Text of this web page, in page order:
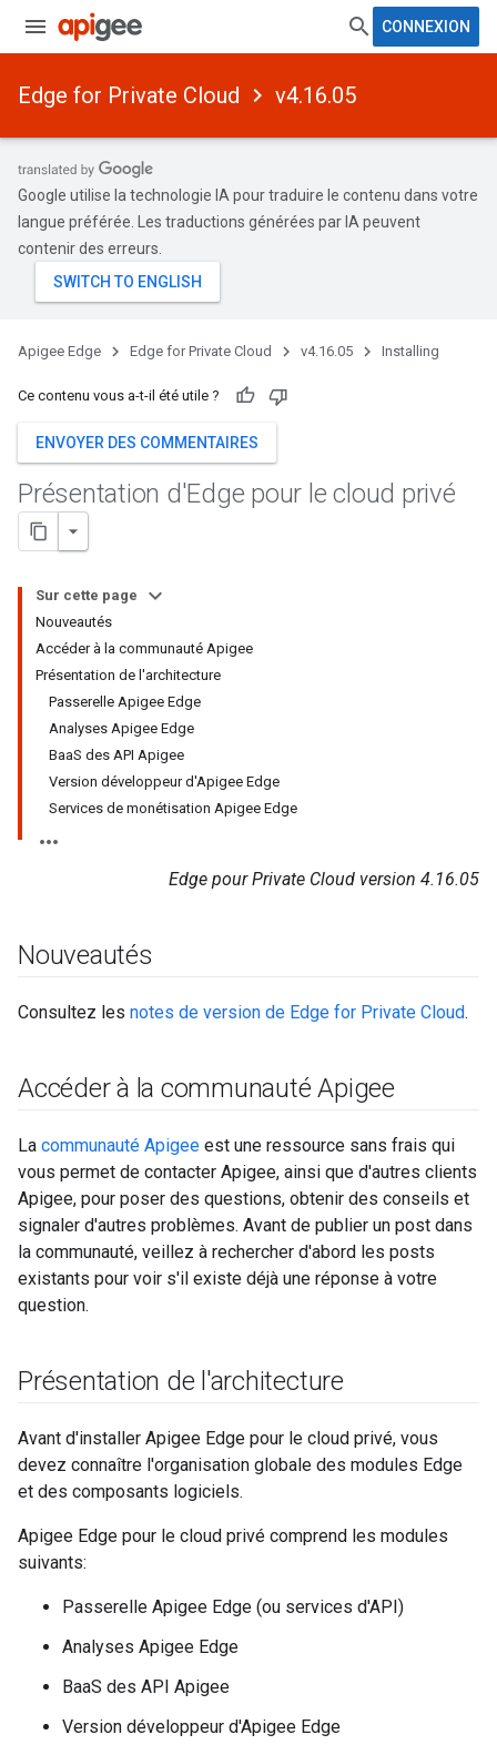
CONNEXION
Edge for Private Cloud v4.16.05
Google utilise la technologie IA pour traduire le contenu dans votre
langue préférée. Les traductions générées par IA peuvent
contenir des erreurs.
Apigee Edge Edge for Private Cloud v4.16.05 Installing
Ce contenu vous a-t-il été utile ?
ENVOYER DES COMMENTAIRES
Présentation d'Edge pour le cloud privé
Sur cette page
Nouveautés
Accéder à la communauté Apigee
Présentation de l'architecture
Passerelle Apigee Edge
Analyses Apigee Edge
BaaS des API Apigee
Version développeur d'Apigee Edge
Services de monétisation Apigee Edge
Edge pour Private Cloud version 4.16.05
Nouveautés
Consultez les notes de version de Edge for Private Cloud.
Accéder à la communauté Apigee
La communauté Apigee est une ressource sans frais qui
vous permet de contacter Apigee, ainsi que d'autres clients
Apigee, pour poser des questions, obtenir des conseils et
signaler d'autres problèmes. Avant de publier un post dans
la communauté, veillez à rechercher d'abord les posts
existants pour voir s'il existe déjà une réponse à votre
question.
Présentation de l'architecture
Avant d'installer Apigee Edge pour le cloud privé, vous
devez connaître l'organisation globale des modules Edge
et des composants logiciels.
Apigee Edge pour le cloud privé comprend les modules
suivants:
Passerelle Apigee Edge (ou services d'API)
Analyses Apigee Edge
BaaS des API Apigee
Version développeur d'Apigee Edge